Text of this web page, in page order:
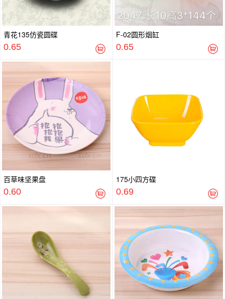
青花135仿瓷圆碟
0.65
F-02圆形烟缸
0.65
百草味坚果盘
0.60
175小四方碟
0.69